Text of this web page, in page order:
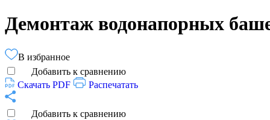
Демонтаж водонапорных
В избранное
Добавить к сравнению
Скачать PDF
Распечатать
Добавить к сравнению